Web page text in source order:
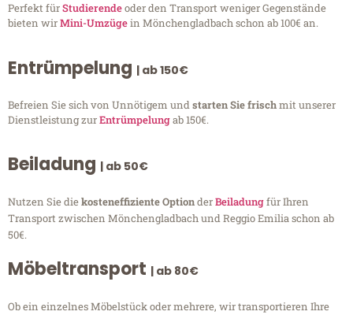
Perfekt fürStudierendeoder den Transport weniger Gegenstände
bieten wirMini-Umzügein Mönchengladbach schon ab 100€ an.
Entrümpelung | ab 150€
Befreien Sie sich von Unnötigem undstarten Sie frischmit unserer
Dienstleistung zurEntrümpelungab 150€.
Beiladung | ab 50€
Nutzen Sie diekosteneffiziente OptionderBeiladungfür Ihren
Transport zwischen Mönchengladbach und Reggio Emilia schon ab
50€.
Möbeltransport | ab 80€
Ob ein einzelnes Möbelstück oder mehrere, wir transportieren Ihre